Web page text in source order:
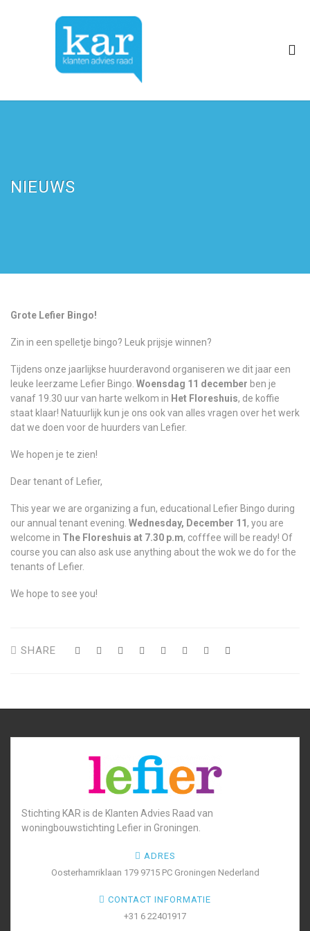
NIEUWS
Grote Lefier Bingo!
Zin in een spelletje bingo? Leuk prijsje winnen?
Tijdens onze jaarlijkse huurderavond organiseren we dit jaar een
leuke leerzame Lefier Bingo. Woensdag 11 december ben je
vanaf 19.30 uur van harte welkom in Het Floreshuis, de koffie
staat klaar! Natuurlijk kun je ons ook van alles vragen over het werk
dat we doen voor de huurders van Lefier.
We hopen je te zien!
Dear tenant of Lefier,
This year we are organizing a fun, educational Lefier Bingo during
our annual tenant evening. Wednesday, December 11, you are
welcome in The Floreshuis at 7.30 p.m, cofffee will be ready! Of
course you can also ask use anything about the wok we do for the
tenants of Lefier.
We hope to see you!
SHARE
Stichting KAR is de Klanten Advies Raad van
woningbouwstichting Lefier in Groningen.
ADRES
Oosterhamriklaan 179 9715 PC Groningen Nederland
CONTACT INFORMATIE
+31 6 22401917